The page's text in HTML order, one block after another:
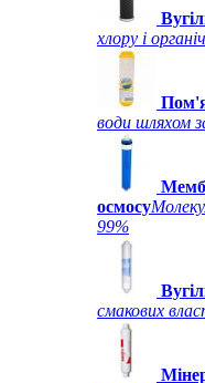
хлору і
води шляхом
осмосу
99%
смакових